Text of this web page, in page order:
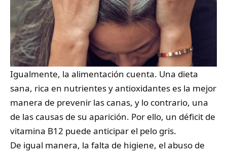
Igualmente, la alimentación cuenta. Una dieta
sana, rica en nutrientes y antioxidantes es la mejor
manera de prevenir las canas, y lo contrario, una
de las causas de su aparición. Por ello, un déficit de
vitamina B12 puede anticipar el pelo gris.
De igual manera, la falta de higiene, el abuso de